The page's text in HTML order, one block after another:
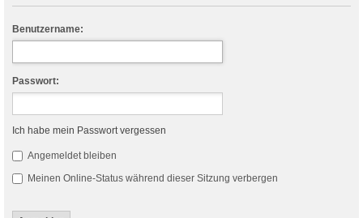
Benutzername:
Passwort:
Ich habe mein Passwort vergessen
Angemeldet bleiben
Meinen Online-Status während dieser Sitzung verbergen